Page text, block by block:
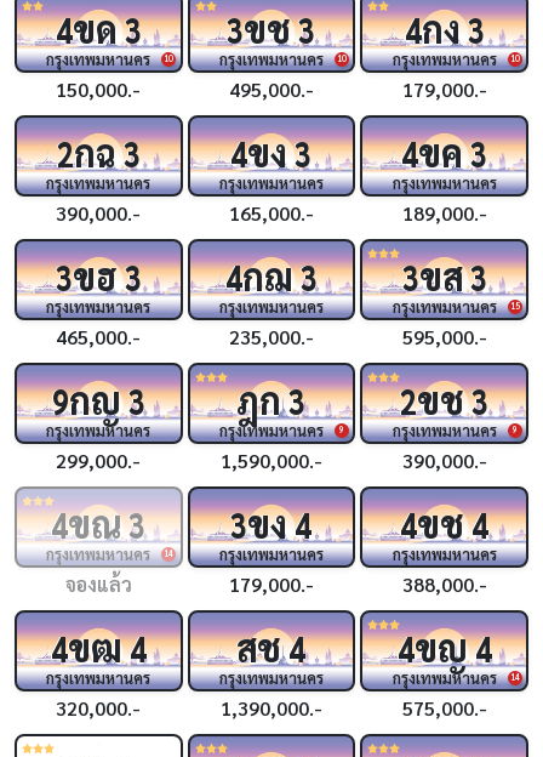
10
4ขด3
กรุงเทพมหานคร
150,000.-
10
3ขช3
กรุงเทพมหานคร
495,000.-
10
4กง3
กรุงเทพมหานคร
179,000.-
2กฉ3
กรุงเทพมหานคร
390,000.-
4ขง3
กรุงเทพมหานคร
165,000.-
4ขค3
กรุงเทพมหานคร
189,000.-
3ขฮ3
กรุงเทพมหานคร
465,000.-
4กฌ3
กรุงเทพมหานคร
235,000.-
15
3ขส3
กรุงเทพมหานคร
595,000.-
9กญ3
กรุงเทพมหานคร
299,000.-
9
ฎก3
กรุงเทพมหานคร
1,590,000.-
9
2ขช3
กรุงเทพมหานคร
390,000.-
14
4ขณ3
กรุงเทพมหานคร
จองแล้ว
3ขง4
กรุงเทพมหานคร
179,000.-
4ขช4
กรุงเทพมหานคร
388,000.-
4ขฒ4
กรุงเทพมหานคร
320,000.-
สช4
กรุงเทพมหานคร
1,390,000.-
14
4ขญ4
กรุงเทพมหานคร
575,000.-